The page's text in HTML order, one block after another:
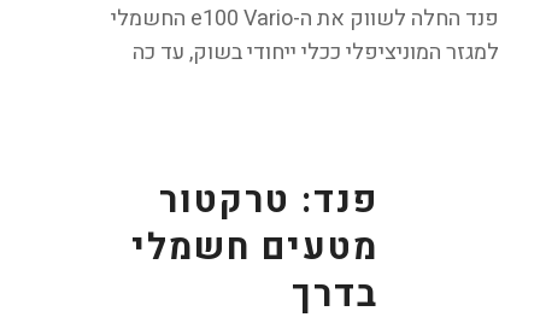
פנד החלה לשווק את ה-e100 Vario החשמלי
למגזר המוניציפלי ככלי ייחודי בשוק, עד כה
פנד: טרקטור
מטעים חשמלי
בדרך